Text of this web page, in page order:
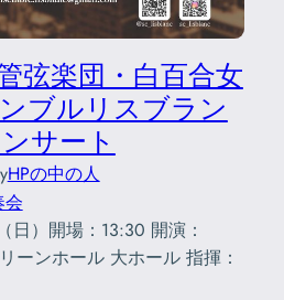
弦楽団・白百合女
ブルリスブラン
サート
HPの中の人
会
日）開場：13:30 開演：
ーンホール 大ホール 指揮：